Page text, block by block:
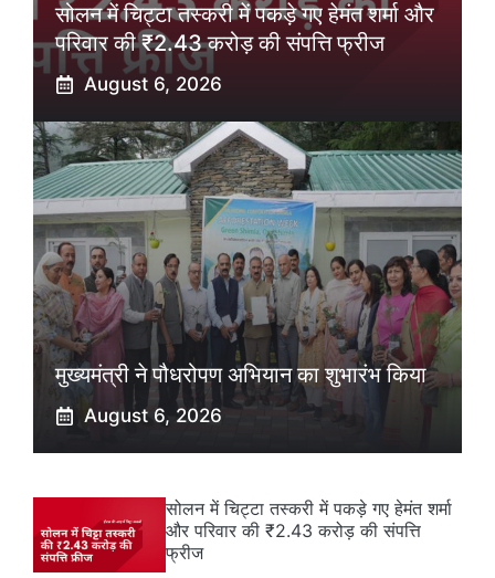
सोलन में चिट्टा तस्करी में पकड़े गए हेमंत शर्मा और
परिवार की ₹2.43 करोड़ की संपत्ति फ्रीज
August 6, 2026
मुख्यमंत्री ने पौधरोपण अभियान का शुभारंभ किया
August 6, 2026
सोलन में चिट्टा तस्करी में पकड़े गए हेमंत शर्मा
और परिवार की ₹2.43 करोड़ की संपत्ति
फ्रीज